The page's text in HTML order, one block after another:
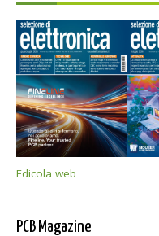
Edicola web
PCB Magazine